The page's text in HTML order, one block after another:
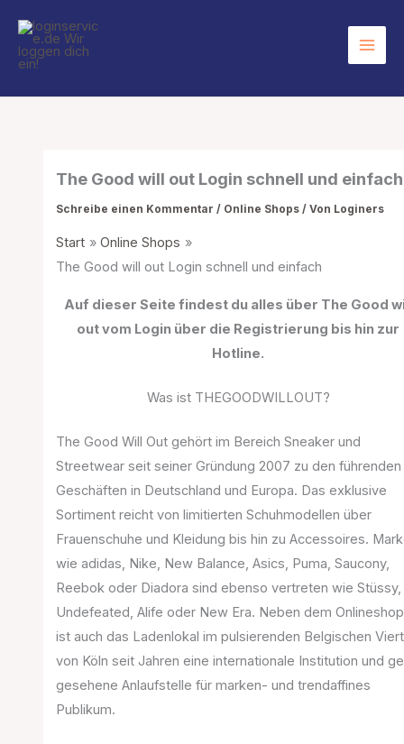
Inhalt
springen
The Good will out Login schnell und einfach
Schreibe einen Kommentar / Online Shops / Von Loginers
Start
Online Shops
The Good will out Login schnell und einfach
Auf dieser Seite findest du alles über The Good
out vom Login über die Registrierung bis hin zur
Hotline.
Was ist THEGOODWILLOUT?
The Good Will Out gehört im Bereich Sneaker und
Streetwear seit seiner Gründung 2007 zu den führenden
Geschäften in Deutschland und Europa. Das exklusive
Sortiment reicht von limitierten Schuhmodellen über
Frauenschuhe und Kleidung bis hin zu Accessoires.
wie adidas, Nike, New Balance, Asics, Puma, Saucony,
Reebok oder Diadora sind ebenso vertreten wie Stüssy,
Undefeated, Alife oder New Era. Neben dem Onlineshop
ist auch das Ladenlokal im pulsierenden Belgischen
von Köln seit Jahren eine internationale Institution und
gesehene Anlaufstelle für marken- und trendaffines
Publikum.